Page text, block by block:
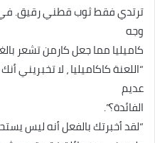
ترتدي فقط ثوب قطني رقيق. في
وجه
كاميليا مما جعل كارمن تشعر
“اللعنة كاكاميليا ، لا تخبريني
عديم
الفائدة؟”.
“لقد أخبرتك بالفعل أنه ليس